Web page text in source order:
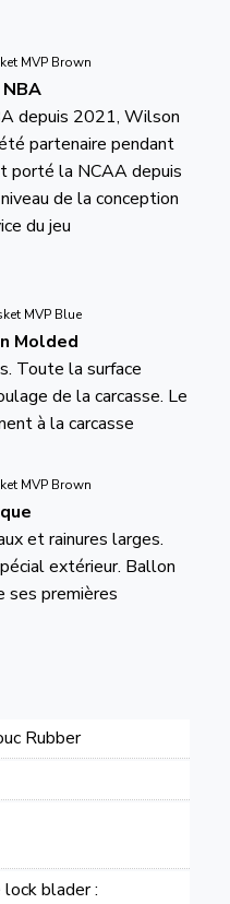
depuis 2021, Wilson
partenaire pendant
porté la NCAA depuis
de la conception
du jeu
Molded
Toute la surface
de la carcasse. Le
à la carcasse
et rainures larges.
extérieur. Ballon
ses premières
Rubber
lock blader :